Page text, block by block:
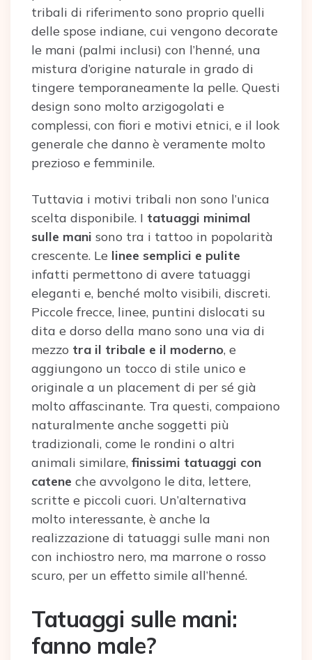
tribali di riferimento sono proprio quelli
delle spose indiane, cui vengono decorate
le mani (palmi inclusi) con l’henné, una
mistura d’origine naturale in grado di
tingere temporaneamente la pelle. Questi
design sono molto arzigogolati e
complessi, con fiori e motivi etnici, e il look
generale che danno è veramente molto
prezioso e femminile.
Tuttavia i motivi tribali non sono l’unica
scelta disponibile. I tatuaggi minimal
sulle mani sono tra i tattoo in popolarità
crescente. Le linee semplici e pulite
infatti permettono di avere tatuaggi
eleganti e, benché molto visibili, discreti.
Piccole frecce, linee, puntini dislocati su
dita e dorso della mano sono una via di
mezzo tra il tribale e il moderno, e
aggiungono un tocco di stile unico e
originale a un placement di per sé già
molto affascinante. Tra questi, compaiono
naturalmente anche soggetti più
tradizionali, come le rondini o altri
animali similare, finissimi tatuaggi con
catene che avvolgono le dita, lettere,
scritte e piccoli cuori. Un’alternativa
molto interessante, è anche la
realizzazione di tatuaggi sulle mani non
con inchiostro nero, ma marrone o rosso
scuro, per un effetto simile all’henné.
Tatuaggi sulle mani:
fanno male?